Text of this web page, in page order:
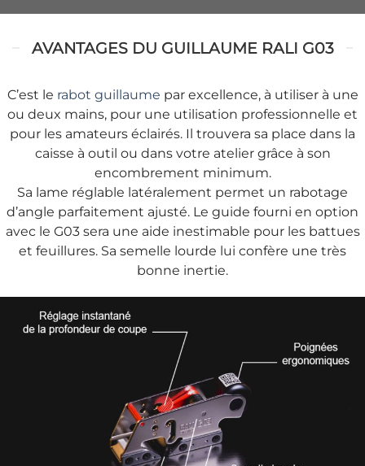
AVANTAGES DU GUILLAUME RALI G03
C’est le rabot guillaume par excellence, à utiliser à une
ou deux mains, pour une utilisation professionnelle et
pour les amateurs éclairés. Il trouvera sa place dans la
caisse à outil ou dans votre atelier grâce à son
encombrement minimum.
Sa lame réglable latéralement permet un rabotage
d’angle parfaitement ajusté. Le guide fourni en option
avec le G03 sera une aide inestimable pour les battues
et feuillures. Sa semelle lourde lui confère une très
bonne inertie.